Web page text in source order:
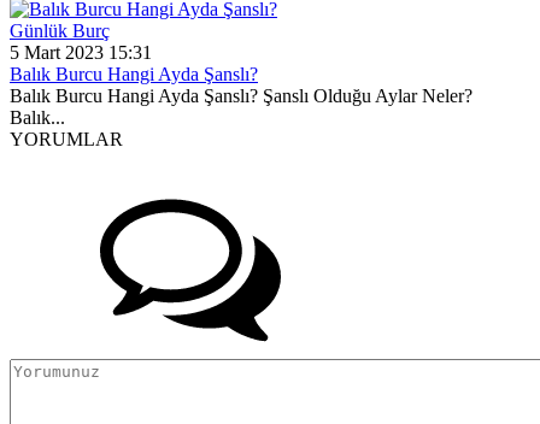
Günlük Burç
5 Mart 2023 15:31
Balık Burcu Hangi Ayda Şanslı?
Balık Burcu Hangi Ayda Şanslı? Şanslı Olduğu Aylar Neler?
Balık...
YORUMLAR